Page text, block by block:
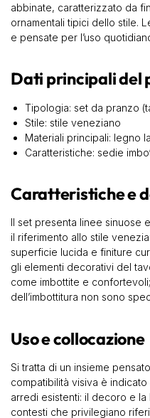
abbinate, caratterizzato da
ornamentali tipici dello stile.
e pensate per l’uso
Dati principali del
Tipologia: set da pranzo
Stile: stile veneziano
Materiali principali: legno
Caratteristiche: sedie
Caratteristiche e
Il set presenta linee sinuose
il riferimento allo stile
superficie lucida e finiture
gli elementi decorativi del
come imbottite e
dell’imbottitura non sono
Uso e collocazione
Si tratta di un insieme
compatibilità visiva è
arredi esistenti: il decoro e
contesti che privilegiano